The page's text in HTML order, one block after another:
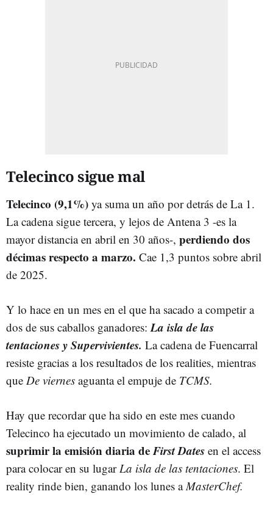
Telecinco sigue mal
Telecinco (9,1%) ya suma un año por detrás de La 1.
La cadena sigue tercera, y lejos de Antena 3 -es la
mayor distancia en abril en 30 años-, perdiendo dos
décimas respecto a marzo. Cae 1,3 puntos sobre abril
de 2025.
Y lo hace en un mes en el que ha sacado a competir a
dos de sus caballos ganadores: La isla de las
tentaciones y Supervivientes. La cadena de Fuencarral
resiste gracias a los resultados de los realities, mientras
que De viernes aguanta el empuje de TCMS.
Hay que recordar que ha sido en este mes cuando
Telecinco ha ejecutado un movimiento de calado, al
suprimir la emisión diaria deFirst Dates en el access
para colocar en su lugar La isla de las tentaciones. El
reality rinde bien, ganando los lunes a MasterChef.